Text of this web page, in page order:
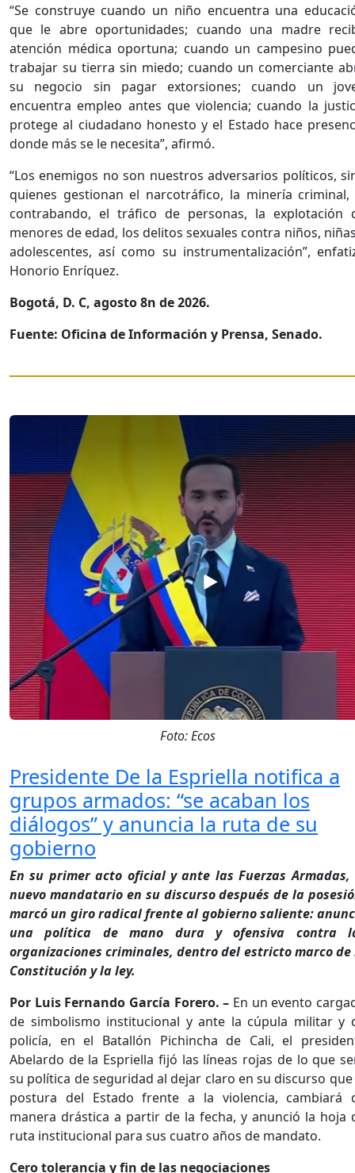
“Se construye cuando un niño encuentra una
que le abre oportunidades; cuando una madre
atención médica oportuna; cuando un campesino
trabajar su tierra sin miedo; cuando un comerciante
su negocio sin pagar extorsiones; cuando un
encuentra empleo antes que violencia; cuando la
protege al ciudadano honesto y el Estado hace
donde más se le necesita”, afirmó.
“Los enemigos no son nuestros adversarios políticos,
quienes gestionan el narcotráfico, la minería criminal,
contrabando, el tráfico de personas, la explotación
menores de edad, los delitos sexuales contra niños,
adolescentes, así como su instrumentalización”,
Honorio Enríquez.
Bogotá, D. C, agosto 8n de 2026.
Fuente: Oficina de Información y Prensa, Senado.
Foto: Ecos
Presidente De la Espriella notifica a
grupos armados: “se acaban los
diálogos” y anuncia la ruta de su
gobierno
En su primer acto oficial y ante las Fuerzas Armadas,
nuevo mandatario en su discurso después de la
marcó un giro radical frente al gobierno saliente:
una política de mano dura y ofensiva contra
organizaciones criminales, dentro del estricto marco de
Constitución y la ley.
Por Luis Fernando García Forero. – En un evento
de simbolismo institucional y ante la cúpula militar y
policía, en el Batallón Pichincha de Cali, el
Abelardo de la Espriella fijó las líneas rojas de lo que
su política de seguridad al dejar claro en su discurso que
postura del Estado frente a la violencia, cambiará
manera drástica a partir de la fecha, y anunció la hoja
ruta institucional para sus cuatro años de mandato.
Cero tolerancia y fin de las negociaciones